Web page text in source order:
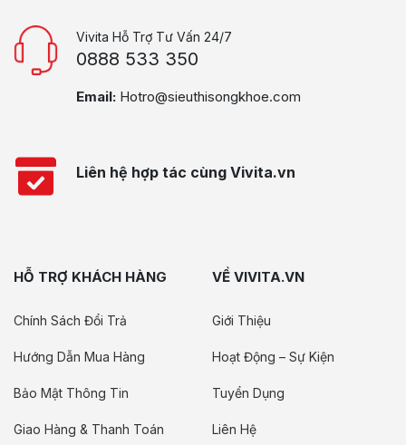
Vivita Hỗ Trợ Tư Vấn 24/7
0888 533 350
Email: Hotro@sieuthisongkhoe.com
Liên hệ hợp tác cùng Vivita.vn
HỖ TRỢ KHÁCH HÀNG
Chính Sách Đổi Trả
Hướng Dẫn Mua Hàng
Bảo Mật Thông Tin
Giao Hàng & Thanh Toán
VỀ VIVITA.VN
Giới Thiệu
Hoạt Động – Sự Kiện
Tuyển Dụng
Liên Hệ